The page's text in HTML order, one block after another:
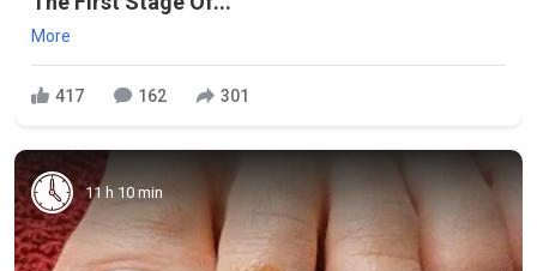
More
417 162 301
11 h 10 min